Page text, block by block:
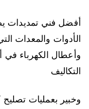
أفضل فني تمديدات
الأدوات والمعدات
وأعطال الكهرباء
التكاليف
وخبير بعمليات تصليح